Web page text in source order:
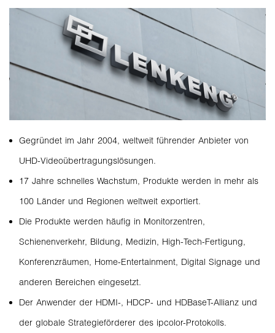
Gegründet im Jahr 2004, weltweit führender Anbieter von
UHD-Videoübertragungslösungen.
17 Jahre schnelles Wachstum, Produkte werden in mehr als
100 Länder und Regionen weltweit exportiert.
Die Produkte werden häufig in Monitorzentren,
Schienenverkehr, Bildung, Medizin, High-Tech-Fertigung,
Konferenzräumen, Home-Entertainment, Digital Signage und
anderen Bereichen eingesetzt.
Der Anwender der HDMI-, HDCP- und HDBaseT-Allianz und
der globale Strategieförderer des ipcolor-Protokolls.